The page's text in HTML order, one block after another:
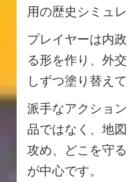
用の歴史シミュ
プレイヤーは内
る形を作り、外
しずつ塗り替え
派手なアクショ
品ではなく、地
攻め、どこを守
が中心です。